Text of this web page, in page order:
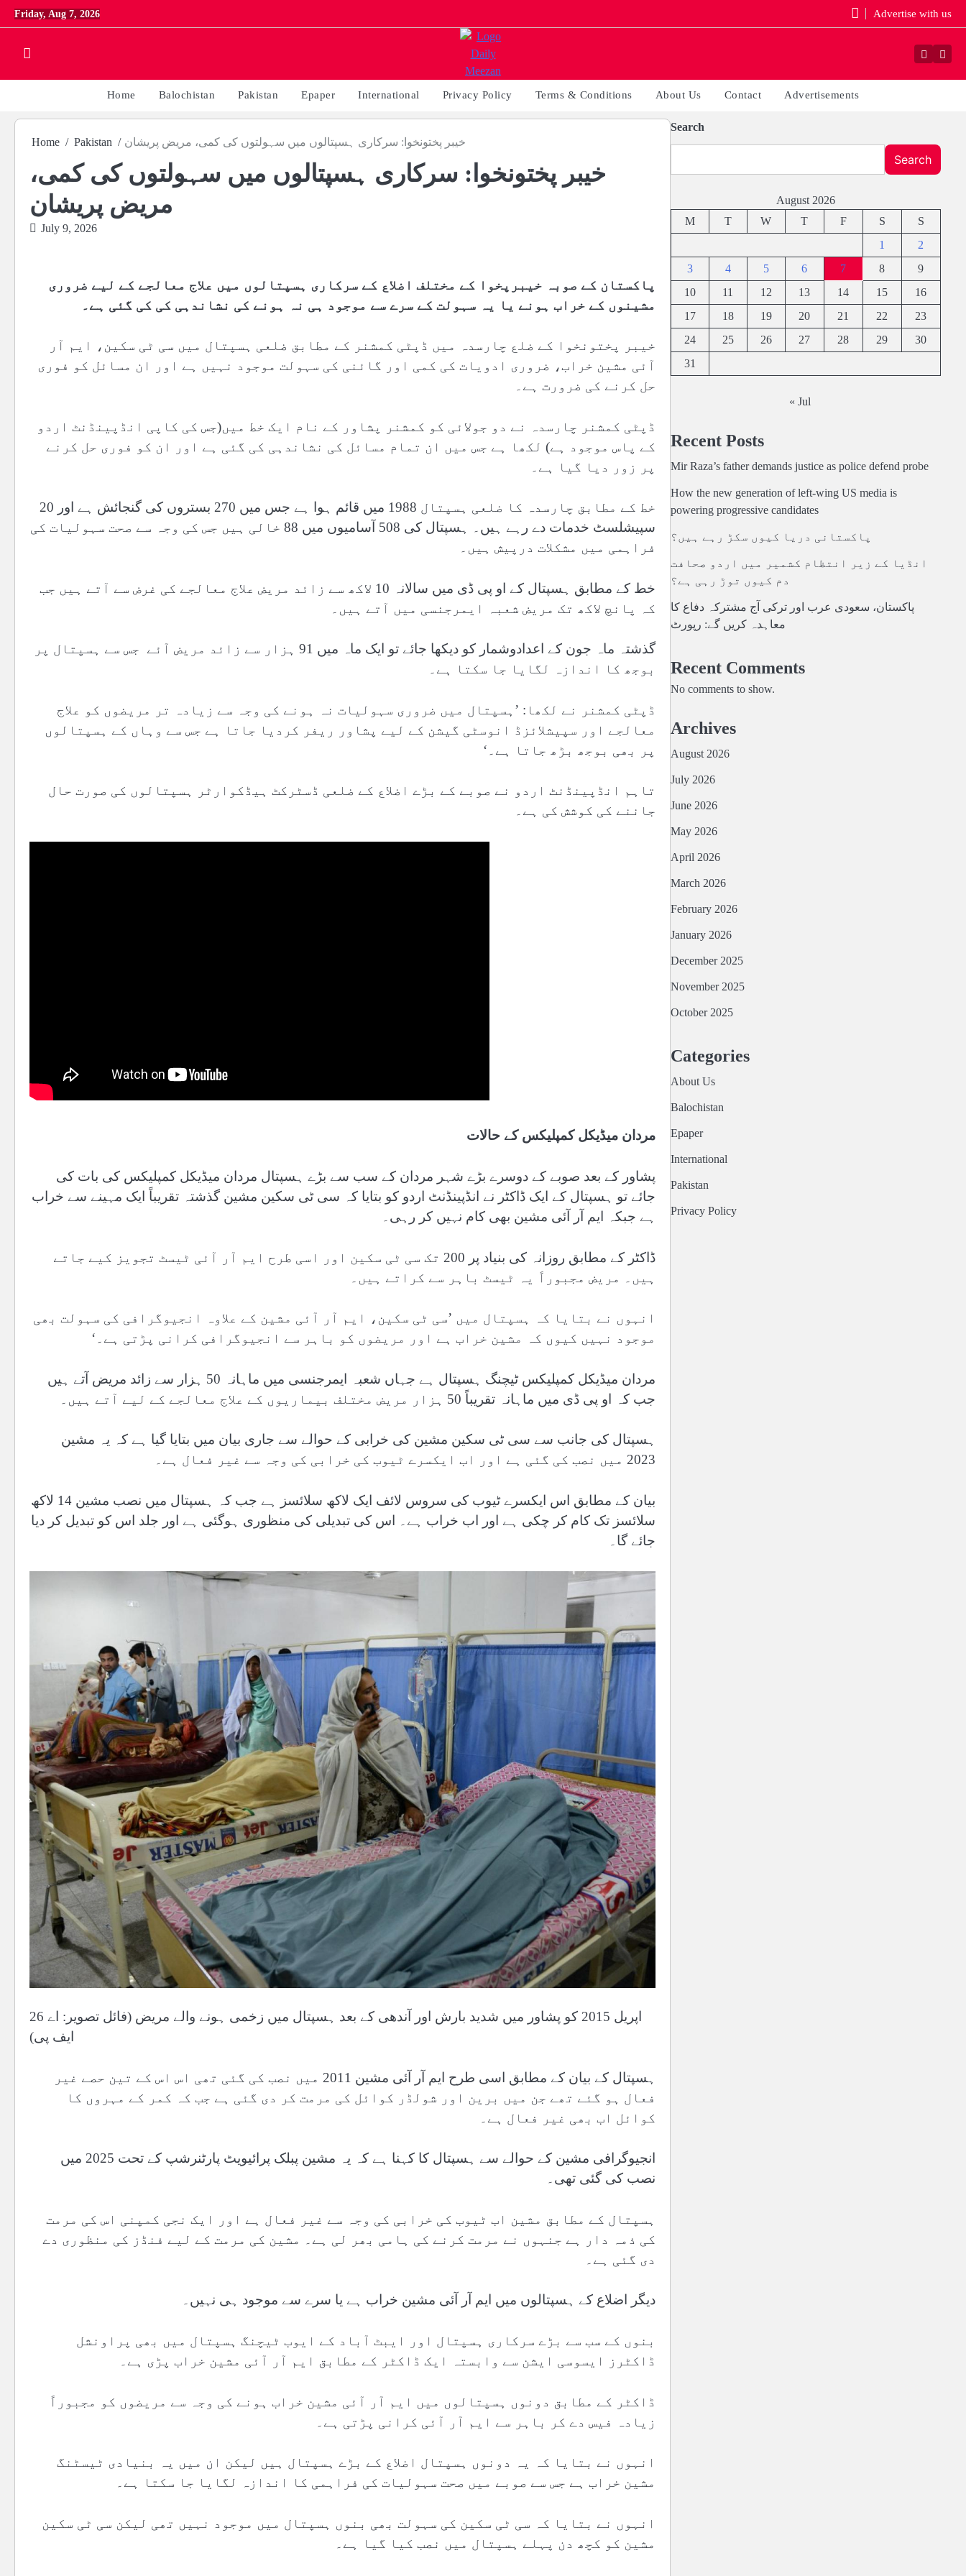
Skip
to
Friday, Aug 7, 2026 Advertise with us
Facebook
Home Balochistan Pakistan Epaper International Privacy Policy Terms & Conditions About Us Contact Advertisements
Home Pakistan خیبر پختونخوا: سرکاری ہسپتالوں میں سہولتوں کی کمی، مریض پریشان
خیبر پختونخوا: سرکاری ہسپتالوں میں سہولتوں کی کمی،
مریض پریشان
July 9, 2026
پاکستان کے صوبہ خیبرپخوا کے مختلف اضلاع کے سرکاری ہسپتالوں میں علاج معالجے کے لیے ضروری
مشینوں کے خراب ہونے یا یہ سہولت کے سرے سے موجود ہی نہ ہونے کی نشاندہی کی کی گئی ہے۔
خیبر پختونخوا کے ضلع چارسدہ میں ڈپٹی کمشنر کے مطابق ضلعی ہسپتال میں سی ٹی سکین، ایم آر
آئی مشین خراب، ضروری ادویات کی کمی اور گائنی کی سہولت موجود نہیں ہے اور ان مسائل کو فوری
حل کرنے کی ضرورت ہے۔
ڈپٹی کمشنر چارسدہ نے دو جولائی کو کمشنر پشاور کے نام ایک خط میں(جس کی کاپی انڈپینڈنٹ اردو
کے پاس موجود ہے) لکھا ہے جس میں ان تمام مسائل کی نشاندہی کی گئی ہے اور ان کو فوری حل کرنے
پر زور دیا گیا ہے۔
خط کے مطابق چارسدہ کا ضلعی ہسپتال 1988 میں قائم ہوا ہے جس میں 270 بستروں کی گنجائش ہے اور 20
سپیشلسٹ خدمات دے رہے ہیں۔ ہسپتال کی 508 آسامیوں میں 88 خالی ہیں جس کی وجہ سے صحت سہولیات کی
فراہمی میں مشکلات درپیش ہیں۔
خط کے مطابق ہسپتال کے او پی ڈی میں سالانہ 10 لاکھ سے زائد مریض علاج معالجے کی غرض سے آتے ہیں جب
کہ پانچ لاکھ تک مریض شعبہ ایمرجنسی میں آتے ہیں۔
گذشتہ ماہ جون کے اعدادوشمار کو دیکھا جائے تو ایک ماہ میں 91 ہزار سے زائد مریض آئے جس سے ہسپتال پر
بوجھ کا اندازہ لگایا جا سکتا ہے۔
ڈپٹی کمشنر نے لکھا: ’ہسپتال میں ضروری سہولیات نہ ہونے کی وجہ سے زیادہ تر مریضوں کو علاج
معالجے اور سپیشلائزڈ انوسٹی گیشن کے لیے پشاور ریفر کردیا جاتا ہے جس سے وہاں کے ہسپتالوں
پر بھی بوجھ بڑھ جاتا ہے۔‘
تاہم انڈپینڈنٹ اردو نے صوبے کے بڑے اضلاع کے ضلعی ڈسٹرکٹ ہیڈکوارٹر ہسپتالوں کی صورت حال
جاننے کی کوشش کی ہے۔
مردان میڈیکل کمپلیکس کے حالات
پشاور کے بعد صوبے کے دوسرے بڑے شہر مردان کے سب سے بڑے ہسپتال مردان میڈیکل کمپلیکس کی بات کی
جائے تو ہسپتال کے ایک ڈاکٹر نے انڈپینڈنٹ اردو کو بتایا کہ سی ٹی سکین مشین گذشتہ تقریباً ایک مہینے سے خراب
ہے جبکہ ایم آر آئی مشین بھی کام نہیں کر رہی۔
ڈاکٹر کے مطابق روزانہ کی بنیاد پر 200 تک سی ٹی سکین اور اسی طرح ایم آر آئی ٹیسٹ تجویز کیے جاتے
ہیں۔ مریض مجبوراً یہ ٹیسٹ باہر سے کراتے ہیں۔
انہوں نے بتایا کہ ہسپتال میں ’سی ٹی سکین، ایم آر آئی مشین کے علاوہ انجیوگرافی کی سہولت بھی
موجود نہیں کیوں کہ مشین خراب ہے اور مریضوں کو باہر سے انجیوگرافی کرانی پڑتی ہے۔‘
مردان میڈیکل کمپلیکس ٹیچنگ ہسپتال ہے جہاں شعبہ ایمرجنسی میں ماہانہ 50 ہزار سے زائد مریض آتے ہیں
جب کہ او پی ڈی میں ماہانہ تقریباً 50 ہزار مریض مختلف بیماریوں کے علاج معالجے کے لیے آتے ہیں۔
ہسپتال کی جانب سے سی ٹی سکین مشین کی خرابی کے حوالے سے جاری بیان میں بتایا گیا ہے کہ یہ مشین
2023 میں نصب کی گئی ہے اور اب ایکسرے ٹیوب کی خرابی کی وجہ سے غیر فعال ہے۔
بیان کے مطابق اس ایکسرے ٹیوب کی سروس لائف ایک لاکھ سلائسز ہے جب کہ ہسپتال میں نصب مشین 14 لاکھ
سلائسز تک کام کر چکی ہے اور اب خراب ہے۔ اس کی تبدیلی کی منظوری ہوگئی ہے اور جلد اس کو تبدیل کر دیا
جائے گا۔
26 اپریل 2015 کو پشاور میں شدید بارش اور آندھی کے بعد ہسپتال میں زخمی ہونے والے مریض (فائل تصویر: اے
ایف پی)
ہسپتال کے بیان کے مطابق اسی طرح ایم آر آئی مشین 2011 میں نصب کی گئی تھی اس اس کے تین حصے غیر
فعال ہو گئے تھے جن میں برین اور شولڈر کوائل کی مرمت کر دی گئی ہے جب کہ کمر کے مہروں کا
کوائل اب بھی غیر فعال ہے۔
انجیوگرافی مشین کے حوالے سے ہسپتال کا کہنا ہے کہ یہ مشین پبلک پرائیویٹ پارٹنرشپ کے تحت 2025 میں
نصب کی گئی تھی۔
ہسپتال کے مطابق مشین اب ٹیوب کی خرابی کی وجہ سے غیر فعال ہے اور ایک نجی کمپنی اس کی مرمت
کی ذمہ دار ہے جنہوں نے مرمت کرنے کی ہامی بھر لی ہے۔ مشین کی مرمت کے لیے فنڈز کی منظوری دے
دی گئی ہے۔
دیگر اضلاع کے ہسپتالوں میں ایم آر آئی مشین خراب ہے یا سرے سے موجود ہی نہیں۔
بنوں کے سب سے بڑے سرکاری ہسپتال اور ایبٹ آباد کے ایوب ٹیچنگ ہسپتال میں بھی پراونشل
ڈاکٹرز ایسوسی ایشن سے وابستہ ایک ڈاکٹر کے مطابق ایم آر آئی مشین خراب پڑی ہے۔
ڈاکٹر کے مطابق دونوں ہسپتالوں میں ایم آر آئی مشین خراب ہونے کی وجہ سے مریضوں کو مجبوراً
زیادہ فیس دے کر باہر سے ایم آر آئی کرانی پڑتی ہے۔
انہوں نے بتایا کہ یہ دونوں ہسپتال اضلاع کے بڑے ہسپتال ہیں لیکن ان میں یہ بنیادی ٹیسٹنگ
مشین خراب ہے جس سے صوبے میں صحت سہولیات کی فراہمی کا اندازہ لگایا جا سکتا ہے۔
انہوں نے بتایا کہ سی ٹی سکین کی سہولت بھی بنوں ہسپتال میں موجود نہیں تھی لیکن سی ٹی سکین
مشین کو کچھ دن پہلے ہسپتال میں نصب کیا گیا ہے۔
Search
Search
August 2026
M
T W T F S
S
1
2
3
4 5 6 7 8
9
10
11 12 13 14 15
16
17
18 19 20 21 22
23
24
25 26 27 28 29
30
31
« Jul
Recent Posts
Mir Raza’s father demands justice as police defend probe
How the new generation of left-wing US media is
powering progressive candidates
پاکستانی دریا کیوں سکڑ رہے ہیں؟
انڈیا کے زیر انتظام کشمیر میں اردو صحافت
دم کیوں توڑ رہی ہے؟
پاکستان، سعودی عرب اور ترکی آج مشترکہ دفاع کا
معاہدہ کریں گے: رپورٹ
Recent Comments
No comments to show.
Archives
August 2026
July 2026
June 2026
May 2026
April 2026
March 2026
February 2026
January 2026
December 2025
November 2025
October 2025
Categories
About Us
Balochistan
Epaper
International
Pakistan
Privacy Policy